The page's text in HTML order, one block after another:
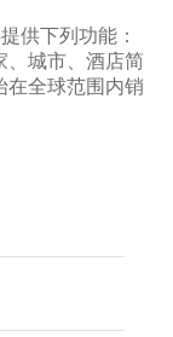
供下列功能：
城市、酒店简
全球范围内销